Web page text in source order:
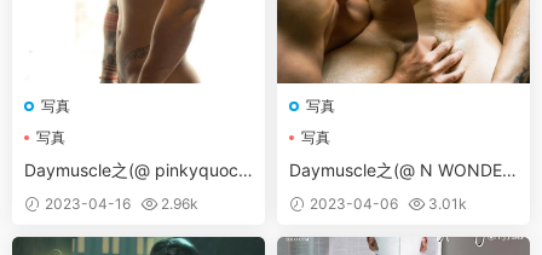
写真
写真
Daymuscle之(@ pinkyquocn
guyen-GU MAGAZINE NO.02
EBOOK-）
2023-04-16 2.96k
写真
写真
Daymuscle之(@ N WONDER
LAND 04）
2023-04-06 3.01k